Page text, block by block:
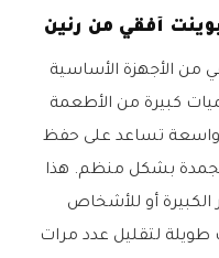
أفقي من رنين
من الأجهزة الأساسية
كبيرة من الأطعمة
واسعة تساعد على حفظ
بشكل منظم. هذا
الكبيرة أو للأشخاص
طويلة لتقليل عدد مرات